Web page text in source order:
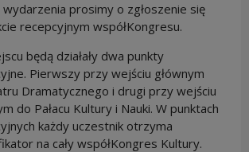
wydarzenia prosimy o zgłoszenie się
recepcyjnym współKongresu.
będą działały dwa punkty
Pierwszy przy wejściu głównym
Dramatycznego i drugi przy wejściu
do Pałacu Kultury i Nauki. W punktach
każdy uczestnik otrzyma
na cały współKongres Kultury.